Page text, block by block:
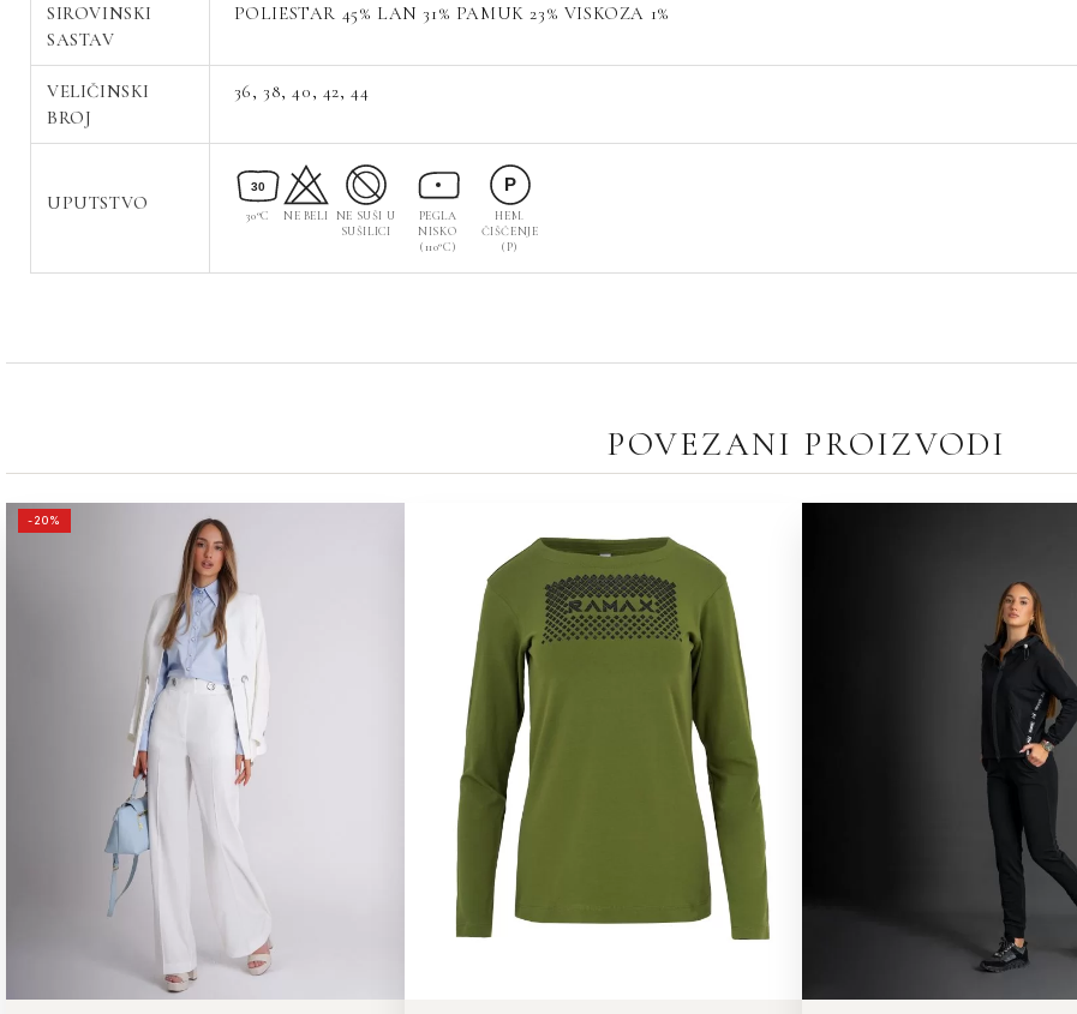
SIROVINSKI
SASTAV
POLIESTAR 45% LAN 31% PAMUK 23% VISKOZA 1%
VELIČINSKI
BROJ
36, 38, 40, 42, 44
UPUTSTVO
30
30°C NE BELI
NE SUŠI U
SUŠILICI
PEGLA
NISKO
(110°C)
P
HEM.
ČIŠĆENJE
(P)
POVEZANI PROIZVODI
-20%
CENA
JE
BILA:
8,990.00РСД.